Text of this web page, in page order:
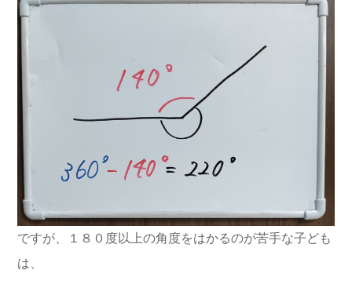
ですが、１８０度以上の角度をはかるのが苦手な子ども
は、